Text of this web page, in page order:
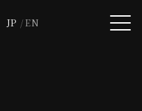
JP EN